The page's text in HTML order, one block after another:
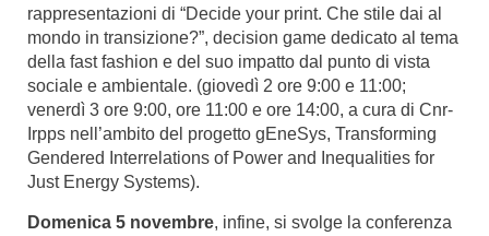
rappresentazioni di “Decide your print. Che stile dai al
mondo in transizione?”, decision game dedicato al tema
della fast fashion e del suo impatto dal punto di vista
sociale e ambientale. (giovedì 2 ore 9:00 e 11:00;
venerdì 3 ore 9:00, ore 11:00 e ore 14:00, a cura di Cnr-
Irpps nell’ambito del progetto gEneSys, Transforming
Gendered Interrelations of Power and Inequalities for
Just Energy Systems).
Domenica 5 novembre, infine, si svolge la conferenza